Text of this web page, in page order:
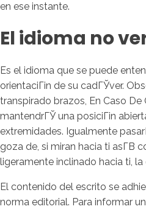
en ese instante.
El idioma no
Es el idioma que se puede
orientaciГіn de su cadГЎver.
transpirado brazos, En Caso
mantendrГЎ una posiciГіn
extremidades. Igualmente
goza de, si miran hacia ti asГ­В­
ligeramente inclinado hacia ti,
El contenido del escrito se
norma editorial. Para informar